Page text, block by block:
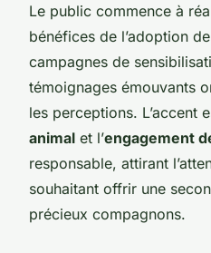
Le public commence à
bénéfices de l’adoption
campagnes de
témoignages émouvants
les perceptions. L’accent
animal et l’engagement
responsable, attirant
souhaitant offrir une
précieux compagnons.